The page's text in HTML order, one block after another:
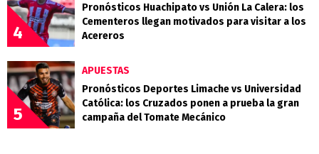
4
Pronósticos Huachipato vs Unión La Calera: los
Cementeros llegan motivados para visitar a los
Acereros
5
APUESTAS
Pronósticos Deportes Limache vs Universidad
Católica: los Cruzados ponen a prueba la gran
campaña del Tomate Mecánico